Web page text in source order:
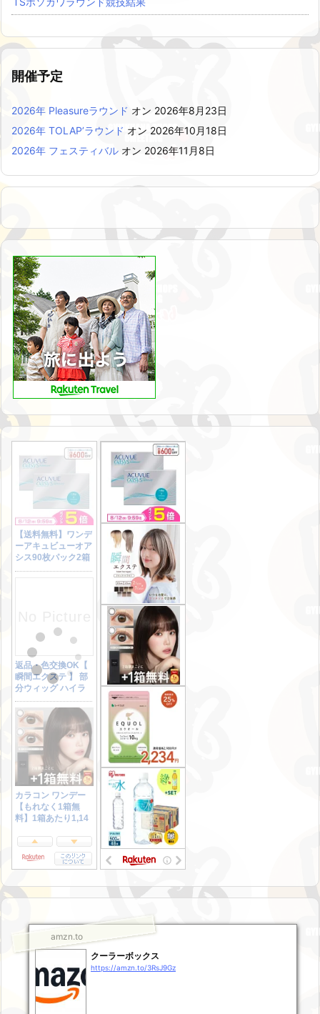
開催予定
2026年 Pleasureラウンド オン 2026年8月23日
2026年 TOLAP’ラウンド オン 2026年10月18日
2026年 フェスティバル オン 2026年11月8日
amzn.to
クーラーボックス
https://amzn.to/3RsJ9Gz